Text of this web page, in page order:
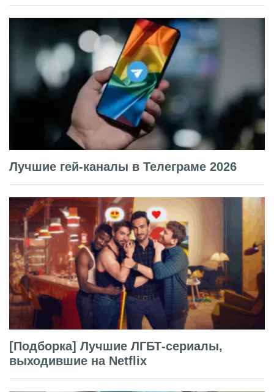
Лучшие гей-каналы в Телеграме 2026
[Подборка] Лучшие ЛГБТ-сериалы,
выходившие на Netflix